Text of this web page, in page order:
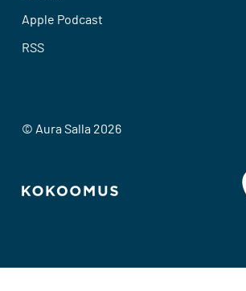
Apple Podcast
RSS
© Aura Salla 2026